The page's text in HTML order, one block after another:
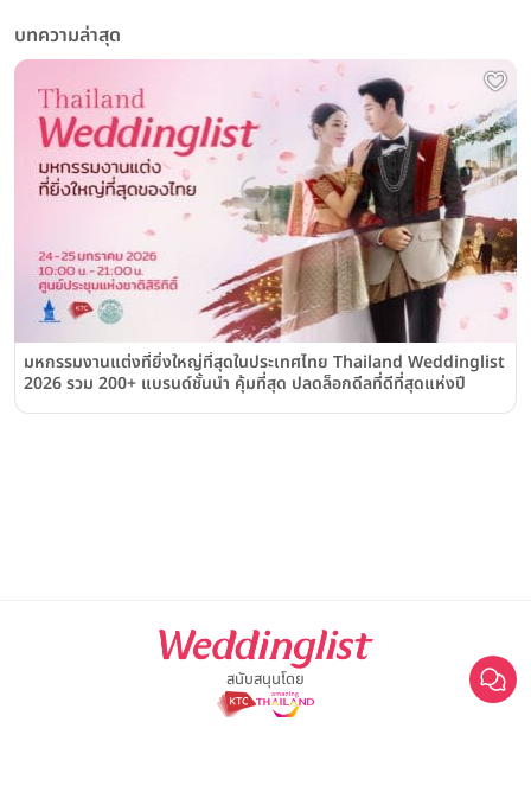
บทความล่าสุด
มหกรรมงานแต่งที่ยิ่งใหญ่ที่สุดในประเทศไทย Thailand Weddinglist
2026 รวม 200+ แบรนด์ชั้นนำ คุ้มที่สุด ปลดล็อกดีลที่ดีที่สุดแห่งปี
สนับสนุนโดย